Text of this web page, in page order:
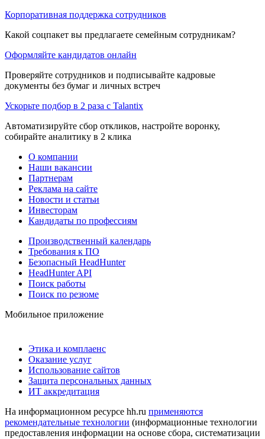
Корпоративная поддержка сотрудников
Какой соцпакет вы предлагаете семейным сотрудникам?
Оформляйте кандидатов онлайн
Проверяйте сотрудников и подписывайте кадровые
документы без бумаг и личных встреч
Ускорьте подбор в 2 раза с Talantix
Автоматизируйте сбор откликов, настройте воронку,
собирайте аналитику в 2 клика
О компании
Наши вакансии
Партнерам
Реклама на сайте
Новости и статьи
Инвесторам
Кандидаты по профессиям
Производственный календарь
Требования к ПО
Безопасный HeadHunter
HeadHunter API
Поиск работы
Поиск по резюме
Мобильное приложение
Этика и комплаенс
Оказание услуг
Использование сайтов
Защита персональных данных
ИТ аккредитация
На информационном ресурсе hh.ru применяются
рекомендательные технологии (информационные технологии
предоставления информации на основе сбора, систематизации